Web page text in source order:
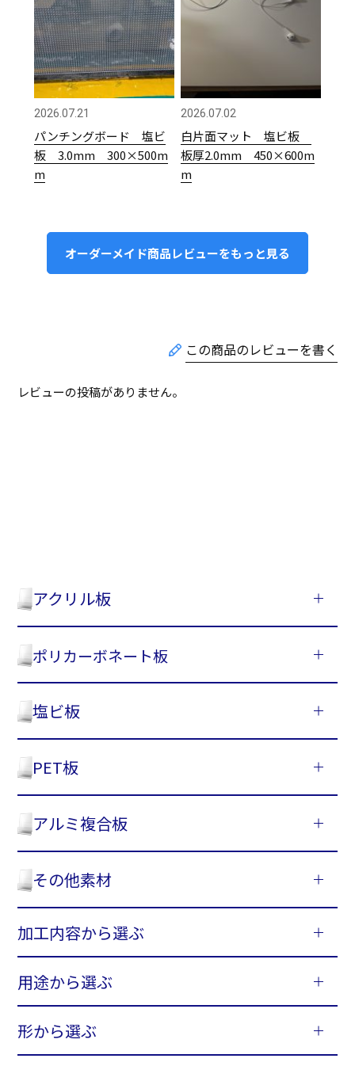
アクリル板
ポリカーボネート板
塩ビ板
PET板
アルミ複合板
その他素材
加工内容から選ぶ
用途から選ぶ
形から選ぶ
2026.07.21
パンチングボード 塩ビ
板 3.0mm 300×500m
m
2026.07.02
白片面マット 塩ビ板
板厚2.0mm 450×600m
m
オーダーメイド商品レビューをもっと見る
レビューの投稿がありません。